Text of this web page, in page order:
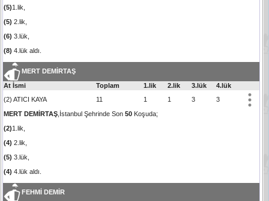
(5)1.lik,
(5) 2.lik,
(6) 3.lük,
(8) 4.lük aldı.
MERT DEMİRTAŞ
At İsmi Toplam 1.lik 2.lik 3.lük
4.lük
(2) ATICI KAYA
11 1 1 3
3
MERT DEMİRTAŞ ,İstanbul Şehrinde Son50 Koşuda;
(2)1.lik,
(4) 2.lik,
(5) 3.lük,
(4) 4.lük aldı.
FEHMİ DEMİR